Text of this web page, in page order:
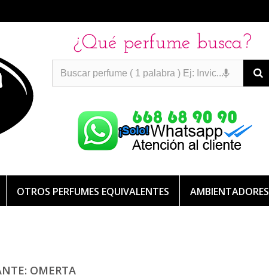
¿Qué perfume busca?
OTROS PERFUMES EQUIVALENTES AMBIENTADORES
OMERTA